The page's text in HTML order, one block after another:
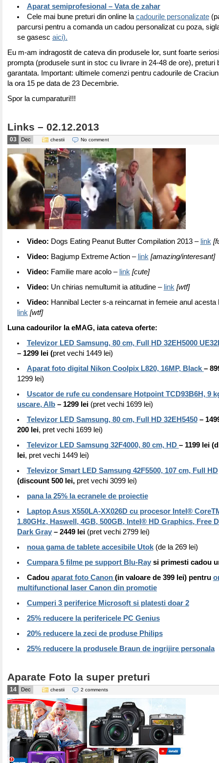
Aparat semiprofesional – Vata de zahar
Cele mai bune preturi din online la cadourile personalizate
parcursi pentru a comanda un cadou personalizat cu poza,
se gasesc aici).
Eu m-am indragostit de cateva din produsele lor, sunt foarte
prompta (produsele sunt in stoc cu livrare in 24-48 de ore), preturi
garantata. Important: ultimele comenzi pentru cadourile de
la ora 15 pe data de 23 Decembrie.
Spor la cumparaturi!!!
Links – 02.12.2013
03 Dec chestii No comment
Video: Dogs Eating Peanut Butter Compilation 2013 – link
Video: Bagjump Extreme Action – link [amazing/interesant]
Video: Familie mare acolo – link [cute]
Video: Un chirias nemultumit ia atitudine – link [wtf]
Video: Hannibal Lecter s-a reincarnat in femeie anul acesta
link [wtf]
Luna cadourilor la eMAG, iata cateva oferte:
Televizor LED Samsung, 80 cm, Full HD 32EH5000
– 1299 lei (pret vechi 1449 lei)
Aparat foto digital Nikon Coolpix L820, 16MP, Black –
1299 lei)
Uscator de rufe cu condensare Hotpoint TCD93B6H, 9
uscare, Alb – 1299 lei (pret vechi 1699 lei)
Televizor LED Samsung, 80 cm, Full HD 32EH5450–
200 lei, pret vechi 1699 lei)
Televizor LED Samsung 32F4000, 80 cm, HD – 1199 lei
lei, pret vechi 1449 lei)
Televizor Smart LED Samsung 42F5500, 107 cm, Full HD
(discount 500 lei, pret vechi 3099 lei)
pana la 25% la ecranele de proiectie
Laptop Asus X550LA-XX026D cu procesor Intel®
1.80GHz, Haswell, 4GB, 500GB, Intel® HD Graphics, Free
Dark Gray – 2449 lei (pret vechi 2799 lei)
noua gama de tablete accesibile Utok(de la 269 lei)
Cumpara 5 filme pe support Blu-Raysi primesti cadou
Cadou aparat foto Canon (in valoare de 399 lei) pentru
multifunctional laser Canon din promotie
Cumperi 3 periferice Microsoft si platesti doar 2
25% reducere la perifericele PC Genius
20% reducere la zeci de produse Philips
25% reducere la produsele Braun de ingrijire personala
Aparate Foto la super preturi
14 Dec chestii 2 comments